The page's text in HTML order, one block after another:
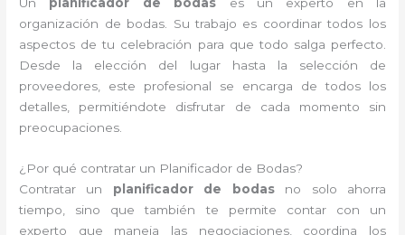
organización de bodas. Su trabajo es coordinar todos los
aspectos de tu celebración para que todo salga perfecto.
Desde la elección del lugar hasta la selección de
proveedores, este profesional se encarga de todos los
detalles, permitiéndote disfrutar de cada momento sin
preocupaciones.
¿Por qué contratar un Planificador de Bodas?
Contratar un planificador de bodasno solo ahorra
tiempo, sino que también te permite contar con un
experto que maneja las negociaciones, coordina los